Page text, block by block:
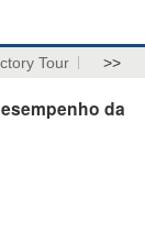
Tour >>
da